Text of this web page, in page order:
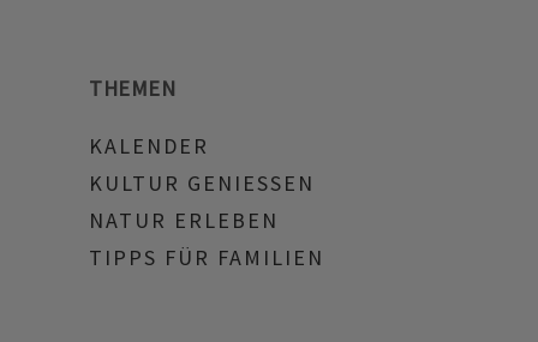
THEMEN
KALENDER
KULTUR GENIESSEN
NATUR ERLEBEN
TIPPS FÜR FAMILIEN